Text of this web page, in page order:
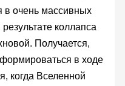
в очень массивных
коллапса
Получается,
в ходе
когда Вселенной